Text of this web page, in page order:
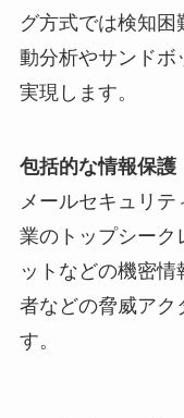
グ方式では検知
動分析やサンドボ
実現します。
包括的な情報保護
メールセキュリ
業のトップシーク
ットなどの機密
者などの脅威アク
す。